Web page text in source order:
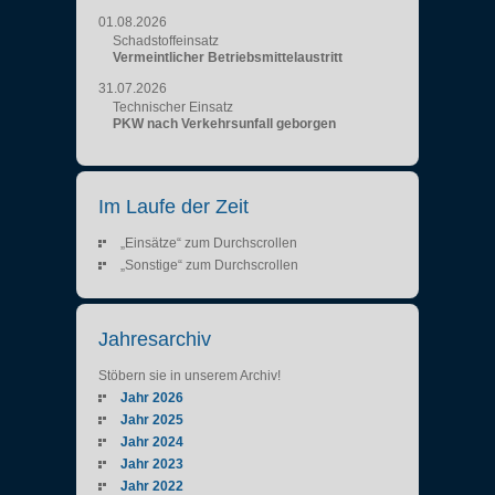
01.08.2026
Schadstoffeinsatz
Vermeintlicher Betriebsmittelaustritt
31.07.2026
Technischer Einsatz
PKW nach Verkehrsunfall geborgen
Im Laufe der Zeit
„Einsätze“ zum Durchscrollen
„Sonstige“ zum Durchscrollen
Jahresarchiv
Stöbern sie in unserem Archiv!
Jahr 2026
Jahr 2025
Jahr 2024
Jahr 2023
Jahr 2022